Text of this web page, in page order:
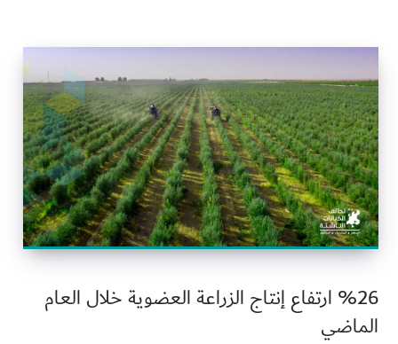
%26 ارتفاع إنتاج الزراعة العضوية خلال العام
الماضي